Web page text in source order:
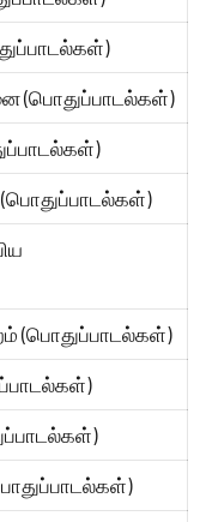
(பொதுப்பாடல்கள்)
(பொதுப்பாடல்கள்)
(பொதுப்பாடல்கள்)